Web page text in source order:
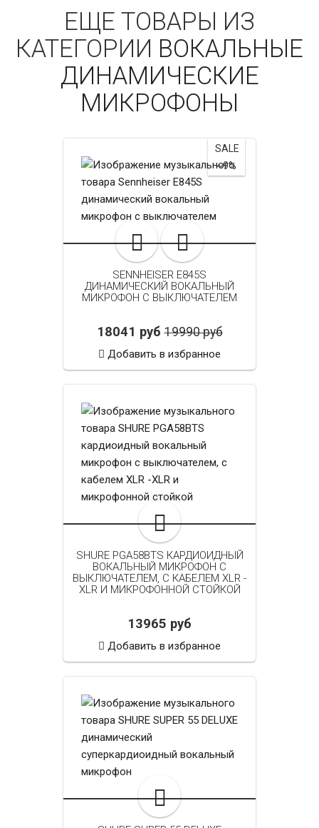
ЕЩЕ ТОВАРЫ ИЗ
КАТЕГОРИИ ВОКАЛЬНЫЕ
ДИНАМИЧЕСКИЕ
МИКРОФОНЫ
SALE
~9%
SENNHEISER E845S
ДИНАМИЧЕСКИЙ ВОКАЛЬНЫЙ
МИКРОФОН С ВЫКЛЮЧАТЕЛЕМ
18041 руб 19990 руб
Добавить в избранное
SHURE PGA58BTS КАРДИОИДНЫЙ
ВОКАЛЬНЫЙ МИКРОФОН C
ВЫКЛЮЧАТЕЛЕМ, С КАБЕЛЕМ XLR -
XLR И МИКРОФОННОЙ СТОЙКОЙ
13965 руб
Добавить в избранное